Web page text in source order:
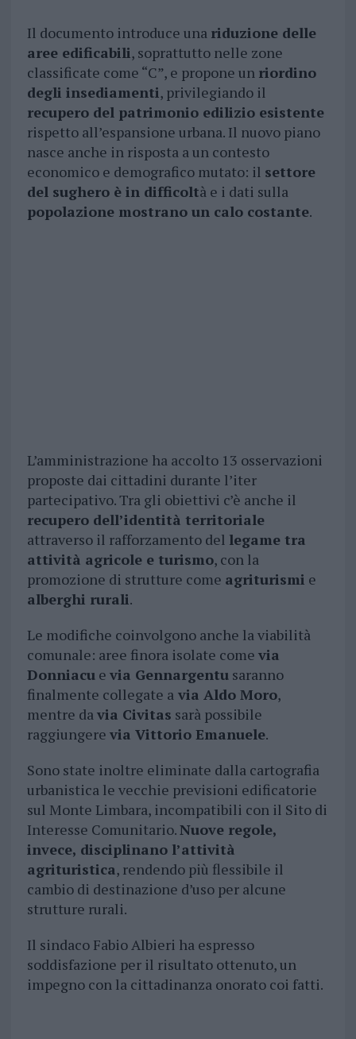
Il documento introduce una riduzione delle
aree edificabili, soprattutto nelle zone
classificate come “C”, e propone un riordino
degli insediamenti, privilegiando il
recupero del patrimonio edilizio esistente
rispetto all’espansione urbana. Il nuovo piano
nasce anche in risposta a un contesto
economico e demografico mutato: il settore
del sughero è in difficoltà e i dati sulla
popolazione mostrano un calo costante.
L’amministrazione ha accolto 13 osservazioni
proposte dai cittadini durante l’iter
partecipativo. Tra gli obiettivi c’è anche il
recupero dell’identità territoriale
attraverso il rafforzamento del legame tra
attività agricole e turismo, con la
promozione di strutture come agriturismi e
alberghi rurali.
Le modifiche coinvolgono anche la viabilità
comunale: aree finora isolate come via
Donniacue via Gennargentusaranno
finalmente collegate avia Aldo Moro,
mentre davia Civitas sarà possibile
raggiungere via Vittorio Emanuele.
Sono state inoltre eliminate dalla cartografia
urbanistica le vecchie previsioni edificatorie
sul Monte Limbara, incompatibili con il Sito di
Interesse Comunitario.Nuove regole,
invece, disciplinano l’attività
agrituristica, rendendo più flessibile il
cambio di destinazione d’uso per alcune
strutture rurali.
Il sindaco Fabio Albieri ha espresso
soddisfazione per il risultato ottenuto, un
impegno con la cittadinanza onorato coi fatti.